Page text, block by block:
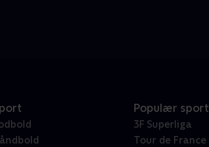
Populær sport
3F Superliga
Tour de France